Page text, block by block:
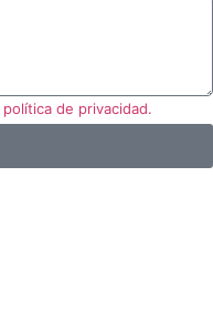
política de privacidad.